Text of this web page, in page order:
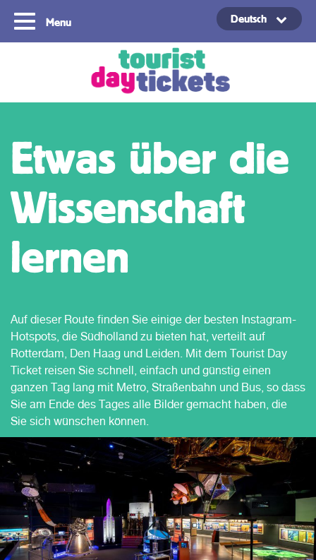
Menu Deutsch
Etwas über die
Wissenschaft
lernen
Auf dieser Route finden Sie einige der besten Instagram-
Hotspots, die Südholland zu bieten hat, verteilt auf
Rotterdam, Den Haag und Leiden. Mit dem Tourist Day
Ticket reisen Sie schnell, einfach und günstig einen
ganzen Tag lang mit Metro, Straßenbahn und Bus, so dass
Sie am Ende des Tages alle Bilder gemacht haben, die
Sie sich wünschen können.